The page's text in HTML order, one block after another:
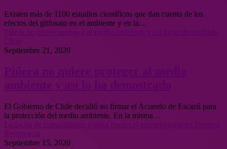
Existen más de 1100 estudios científicos que dan cuenta de los
efectos del glifosato en el ambiente y en la…
Septiembre 21, 2020
El Gobierno de Chile decidió no firmar el Acuerdo de Escazú para
la protección del medio ambiente. En la misma…
Septiembre 15, 2020